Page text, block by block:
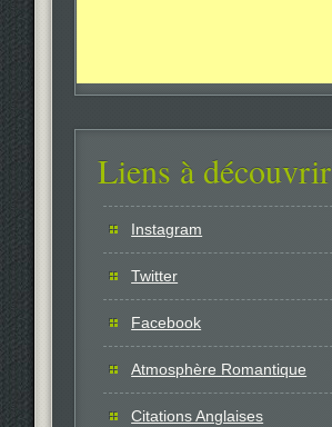
Liens à découvrir
Instagram
Twitter
Facebook
Atmosphère Romantique
Citations Anglaises